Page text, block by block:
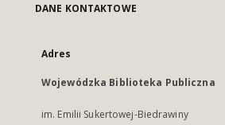
DANE KONTAKTOWE
Adres
Wojewódzka Biblioteka Publiczna
im. Emilii Sukertowej-Biedrawiny